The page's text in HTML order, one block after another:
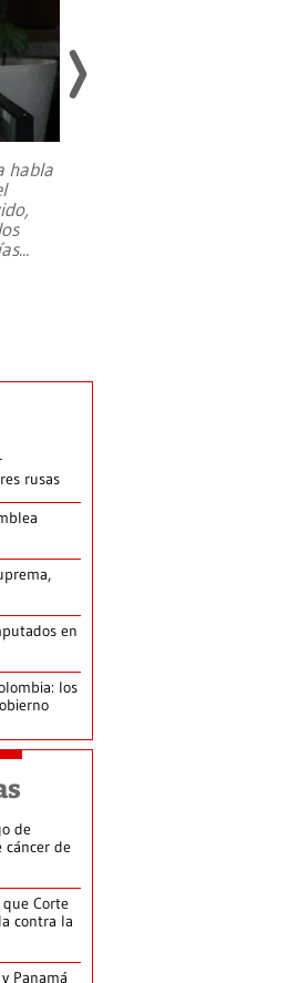
habla
...
rusas
en
los
de
cáncer de
Corte
contra la
Panamá